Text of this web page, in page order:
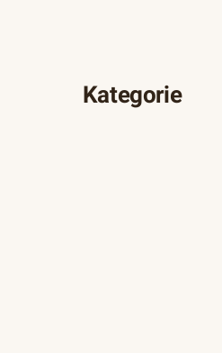
Kategorie